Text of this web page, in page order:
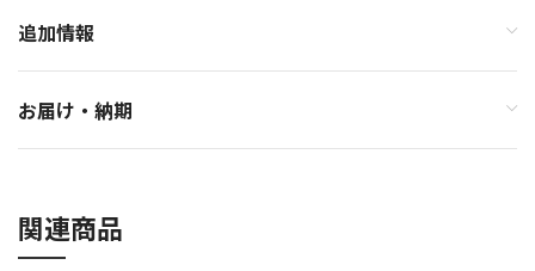
追加情報
お届け・納期
関連商品